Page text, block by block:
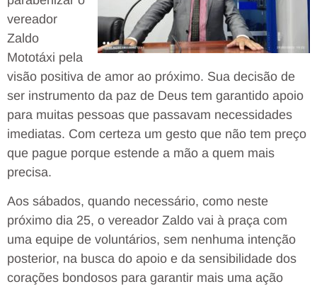
vereador
Zaldo
Mototáxi pela
visão positiva de amor ao próximo. Sua decisão de
ser instrumento da paz de Deus tem garantido apoio
para muitas pessoas que passavam necessidades
imediatas. Com certeza um gesto que não tem preço
que pague porque estende a mão a quem mais
precisa.
Aos sábados, quando necessário, como neste
próximo dia 25, o vereador Zaldo vai à praça com
uma equipe de voluntários, sem nenhuma intenção
posterior, na busca do apoio e da sensibilidade dos
corações bondosos para garantir mais uma ação